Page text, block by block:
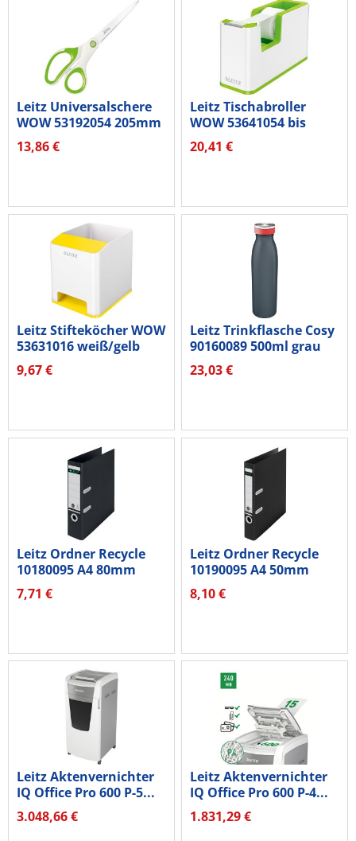
Leitz Universalschere
WOW 53192054 205mm
grün
13,86 €
Leitz Tischabroller
WOW 53641054 bis
19mmx33m...
20,41 €
Leitz Stifteköcher WOW
53631016 weiß/gelb
9,67 €
Leitz Trinkflasche Cosy
90160089 500ml grau
23,03 €
Leitz Ordner Recycle
10180095 A4 80mm
schwarz
7,71 €
Leitz Ordner Recycle
10190095 A4 50mm
schwarz
8,10 €
Leitz Aktenvernichter
IQ Office Pro 600 P-5...
3.048,66 €
Leitz Aktenvernichter
IQ Office Pro 600 P-4...
1.831,29 €